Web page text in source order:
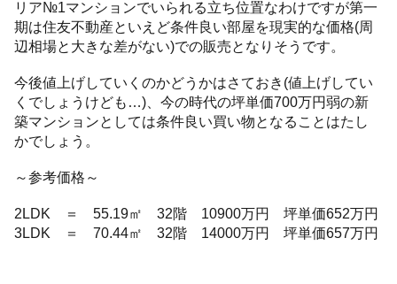
リア№1マンションでいられる立ち位置なわけですが第一
期は住友不動産といえど条件良い部屋を現実的な価格(周
辺相場と大きな差がない)での販売となりそうです。
今後値上げしていくのかどうかはさておき(値上げしてい
くでしょうけども…)、今の時代の坪単価700万円弱の新
築マンションとしては条件良い買い物となることはたし
かでしょう。
～参考価格～
2LDK ＝ 55.19㎡ 32階 10900万円 坪単価652万円
3LDK ＝ 70.44㎡ 32階 14000万円 坪単価657万円